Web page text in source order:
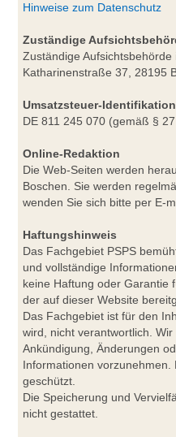
Hinweise zum Datenschutz
Zuständige
Zuständige
Katharinenstraße 37, 28195
Umsatzsteuer-
DE 811 245 070 (gemäß §
Online-Redaktion
Die Web-Seiten werden
Boschen. Sie werden
wenden Sie sich bitte per E-
Haftungshinweis
Das Fachgebiet PSPS
und vollständige
keine Haftung oder Garantie
der auf dieser Website
Das Fachgebiet ist für den
wird, nicht verantwortlich.
Ankündigung, Änderungen
Informationen
geschützt.
Die Speicherung und
nicht gestattet.